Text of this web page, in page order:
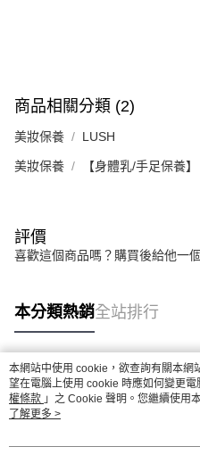
商品相關分類 (2)
美妝保養 LUSH
美妝保養 【身體乳/手足保養】
評價
喜歡這個商品嗎？購買後給他一
本分類熱銷全站排行
熱門標籤
本網站中使用 cookie，欲查詢有關本網
望在電腦上使用 cookie 時應如何變更
權條款 」之 Cookie 聲明。您繼續使用
用條款之 Cookie 聲明使用 cookie。
了解更多 >